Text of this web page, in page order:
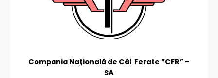
Compania Națională de Căi Ferate ”CFR” –
SA